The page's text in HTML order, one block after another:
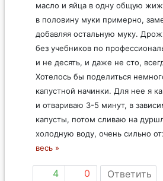
масло и яйца в одну общую
в половину муки примерно,
добавляя остальную муку.
без учебников по
и не десять, и даже не сто,
Хотелось бы поделиться
капустной начинки. Для нее я
и отвариваю 3-5 минут, в
капусты, потом сливаю на
холодную воду, очень сильно
весь »
4 0 Ответить